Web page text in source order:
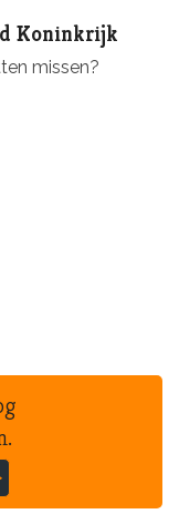
Koninkrijk
missen?